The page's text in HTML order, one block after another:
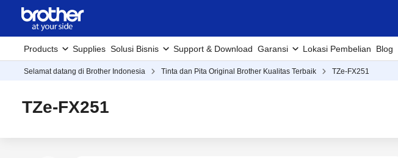
Products Supplies Solusi Bisnis Support & Download Garansi Lokasi Pembelian Blog
Selamat datang di Brother Indonesia Tinta dan Pita Original Brother Kualitas Terbaik TZe-FX251
TZe-FX251